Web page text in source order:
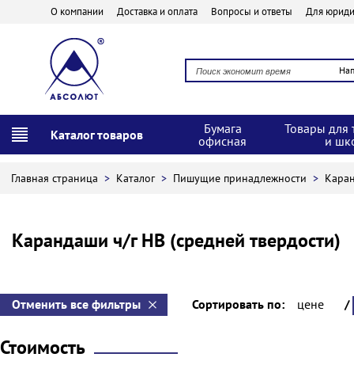
О компании Доставка и оплата Вопросы и ответы Для
Каталог товаров
Бумага
офисная
Товары для
и
Главная страница > Каталог > Пишущие принадлежности >
Карандаши ч/г НВ (средней твердости)
Отменить все фильтры Сортировать по: цене /
Стоимость